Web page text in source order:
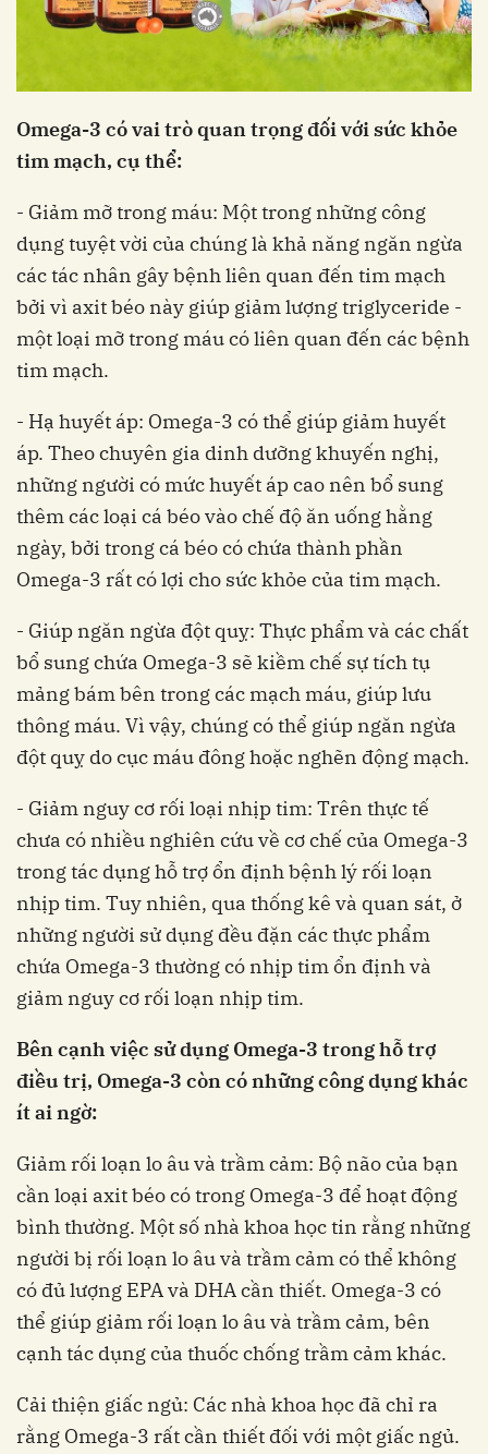
Omega-3 có vai trò quan trọng đối với sức khỏe
tim mạch, cụ thể:
- Giảm mỡ trong máu: Một trong những công
dụng tuyệt vời của chúng là khả năng ngăn ngừa
các tác nhân gây bệnh liên quan đến tim mạch
bởi vì axit béo này giúp giảm lượng triglyceride -
một loại mỡ trong máu có liên quan đến các bệnh
tim mạch.
- Hạ huyết áp: Omega-3 có thể giúp giảm huyết
áp. Theo chuyên gia dinh dưỡng khuyến nghị,
những người có mức huyết áp cao nên bổ sung
thêm các loại cá béo vào chế độ ăn uống hằng
ngày, bởi trong cá béo có chứa thành phần
Omega-3 rất có lợi cho sức khỏe của tim mạch.
- Giúp ngăn ngừa đột quỵ: Thực phẩm và các chất
bổ sung chứa Omega-3 sẽ kiềm chế sự tích tụ
mảng bám bên trong các mạch máu, giúp lưu
thông máu. Vì vậy, chúng có thể giúp ngăn ngừa
đột quỵ do cục máu đông hoặc nghẽn động mạch.
- Giảm nguy cơ rối loại nhịp tim: Trên thực tế
chưa có nhiều nghiên cứu về cơ chế của Omega-3
trong tác dụng hỗ trợ ổn định bệnh lý rối loạn
nhịp tim. Tuy nhiên, qua thống kê và quan sát, ở
những người sử dụng đều đặn các thực phẩm
chứa Omega-3 thường có nhịp tim ổn định và
giảm nguy cơ rối loạn nhịp tim.
Bên cạnh việc sử dụng Omega-3 trong hỗ trợ
điều trị, Omega-3 còn có những công dụng khác
ít ai ngờ:
Giảm rối loạn lo âu và trầm cảm: Bộ não của bạn
cần loại axit béo có trong Omega-3 để hoạt động
bình thường. Một số nhà khoa học tin rằng những
người bị rối loạn lo âu và trầm cảm có thể không
có đủ lượng EPA và DHA cần thiết. Omega-3 có
thể giúp giảm rối loạn lo âu và trầm cảm, bên
cạnh tác dụng của thuốc chống trầm cảm khác.
Cải thiện giấc ngủ: Các nhà khoa học đã chỉ ra
rằng Omega-3 rất cần thiết đối với một giấc ngủ.